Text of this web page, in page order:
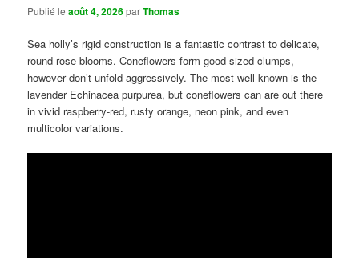
Publié leaoût 4, 2026parThomas
Sea holly’s rigid construction is a fantastic contrast to delicate,
round rose blooms. Coneflowers form good-sized clumps,
however don’t unfold aggressively. The most well-known is the
lavender Echinacea purpurea, but coneflowers can are out there
in vivid raspberry-red, rusty orange, neon pink, and even
multicolor variations.